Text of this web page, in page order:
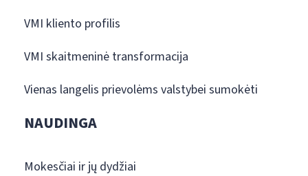
VMI kliento profilis
VMI skaitmeninė transformacija
Vienas langelis prievolėms valstybei sumokėti
NAUDINGA
Mokesčiai ir jų dydžiai